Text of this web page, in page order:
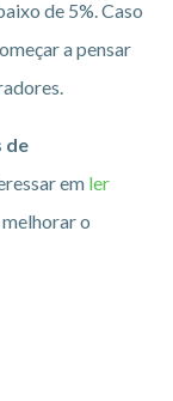
de 5%. Caso
a pensar
de
em ler
o